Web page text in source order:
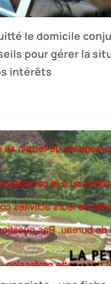
le domicile
pour gérer la
intérêts